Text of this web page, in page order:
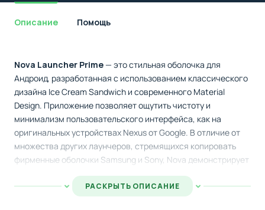
Описание Помощь
Nova Launcher Prime— это стильная оболочка для
Андроид, разработанная с использованием классического
дизайна Ice Cream Sandwich и современного Material
Design. Приложение позволяет ощутить чистоту и
минимализм пользовательского интерфейса, как на
оригинальных устройствах Nexus от Google. В отличие от
множества других лаунчеров, стремящихся копировать
фирменные оболочки Samsung и Sony, Nova демонстрирует
аскетичный и элегантный рабочий стол без лишних
украшений.
РАСКРЫТЬ ОПИСАНИЕ